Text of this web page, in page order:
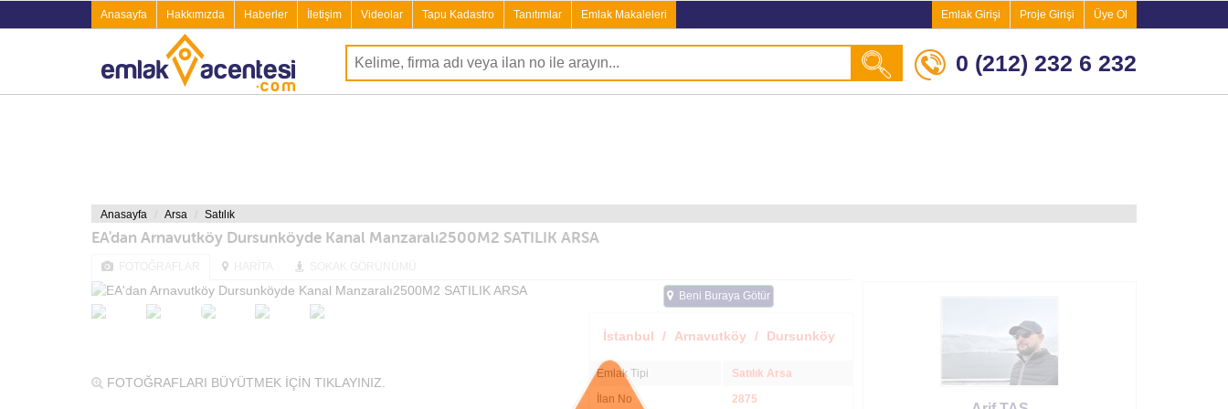
Anasayfa Hakkımızda Haberler İletişim Videolar Tapu Kadastro Tanıtımlar Emlak Makaleleri Emlak Girişi Proje Girişi Üye Ol
0 (212) 232 6 232
Anasayfa Arsa Satılık
EA'dan Arnavutköy Dursunköyde Kanal Manzaralı2500M2 SATILIK ARSA
FOTOĞRAFLARI BÜYÜTMEK İÇİN TIKLAYINIZ.
Beni Buraya Götür
İstanbul / Arnavutköy / Dursunköy
Emlak Tipi
Satılık Arsa
İlan No
2875